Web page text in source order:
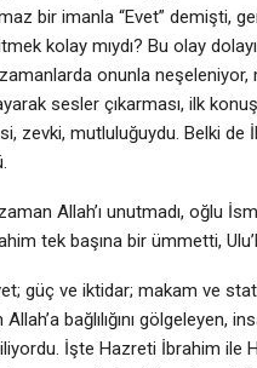
bir imanla “Evet” demişti,
kolay mıydı? Bu olay
zamanlarda onunla
sesler çıkarması, ilk
zevki, mutluluğuydu. Belki
Allah’ı unutmadı, oğlu
tek başına bir ümmetti,
güç ve iktidar; makam ve
bağlılığını gölgeleyen,
İşte Hazreti İbrahim ile